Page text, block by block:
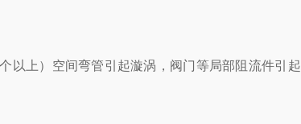
上）空间弯管引起漩涡，阀门等局部阻流件引